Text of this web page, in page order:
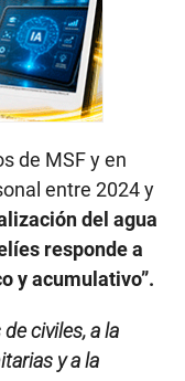
de MSF y en
entre 2024 y
del agua
responde a
y acumulativo”.
civiles, a la
y a la